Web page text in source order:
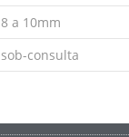
8 a 10mm
sob-consulta